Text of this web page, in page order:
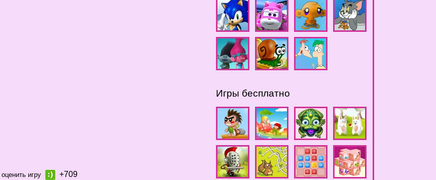
оценить игру +709
Игры бесплатно